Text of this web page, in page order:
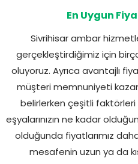
En Uygun
Sivrihisar ambar
gerçekleştirdiğimiz için
oluyoruz. Ayrıca avantajlı
müşteri memnuniyeti
belirlerken çeşitli faktörleri
eşyalarınızın ne kadar
olduğunda fiyatlarımız
mesafenin uzun ya da